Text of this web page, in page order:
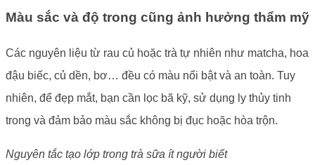
Màu sắc và độ trong cũng ảnh hưởng thẩm mỹ
Các nguyên liệu từ rau củ hoặc trà tự nhiên như matcha, hoa
đậu biếc, củ dền, bơ… đều có màu nổi bật và an toàn. Tuy
nhiên, để đẹp mắt, bạn cần lọc bã kỹ, sử dụng ly thủy tinh
trong và đảm bảo màu sắc không bị đục hoặc hòa trộn.
Nguyên tắc tạo lớp trong trà sữa ít người biết